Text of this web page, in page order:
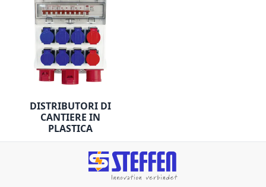
DISTRIBUTORI DI
CANTIERE IN
PLASTICA